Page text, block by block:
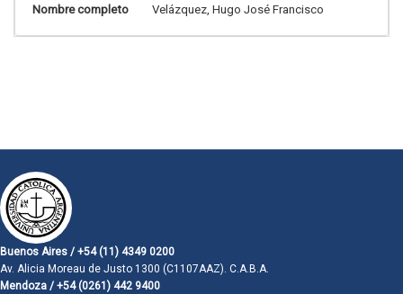
Nombre completo Velázquez, Hugo José Francisco
Buenos Aires / +54 (11) 4349 0200
Av. Alicia Moreau de Justo 1300 (C1107AAZ). C.A.B.A.
Mendoza / +54 (0261) 442 9400